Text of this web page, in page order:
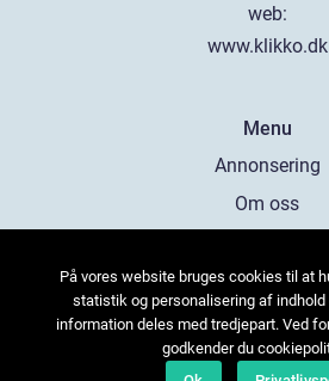
web:
www.klikko.dk
Menu
Annonsering
Om oss
Kontakta oss
Sitemap
På vores website bruges cookies til at
statistik og personalisering af indhold
information deles med tredjepart. Ved
godkender du